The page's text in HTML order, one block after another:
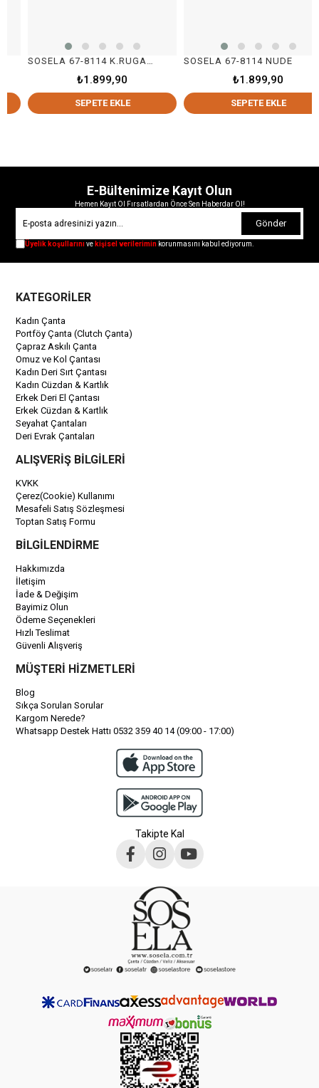
SOSELA 67-8114 K.RUGAN SİYAH
₺1.899,90
SEPETE EKLE
SOSELA 67-8114 NUDE
₺1.899,90
SEPETE EKLE
E-Bültenimize Kayıt Olun
Hemen Kayıt Ol Fırsatlardan Önce Sen Haberdar Ol!
Gönder
Üyelik koşullarınıve kişisel verilerimin korunmasını kabul ediyorum.
KATEGORİLER
Kadın Çanta
Portföy Çanta (Clutch Çanta)
Çapraz Askılı Çanta
Omuz ve Kol Çantası
Kadın Deri Sırt Çantası
Kadın Cüzdan & Kartlık
Erkek Deri El Çantası
Erkek Cüzdan & Kartlık
Seyahat Çantaları
Deri Evrak Çantaları
ALIŞVERİŞ BİLGİLERİ
KVKK
Çerez(Cookie) Kullanımı
Mesafeli Satış Sözleşmesi
Toptan Satış Formu
BİLGİLENDİRME
Hakkımızda
İletişim
İade & Değişim
Bayimiz Olun
Ödeme Seçenekleri
Hızlı Teslimat
Güvenli Alışveriş
MÜŞTERİ HİZMETLERİ
Blog
Sıkça Sorulan Sorular
Kargom Nerede?
Whatsapp Destek Hattı 0532 359 40 14 (09:00 - 17:00)
Takipte Kal